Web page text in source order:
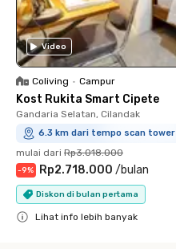
Video
Coliving • Campur
Kost Rukita Smart Cipete
Gandaria Selatan, Cilandak
6.3 km dari tempo scan tower
mulai dari Rp3.018.000
-9% Rp2.718.000 /bulan
Diskon di bulan pertama
Lihat info lebih banyak